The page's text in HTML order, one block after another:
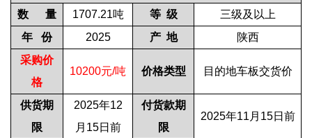
数 量
1707.21吨 等 级
三级及以上
年
份 2025 产 地
陕西
采购价
格
10200元/吨 价格类型 目的地车板交货价
供货期
限
2025年12
月 15日前
付货款期
限
2025年11 月 15日前